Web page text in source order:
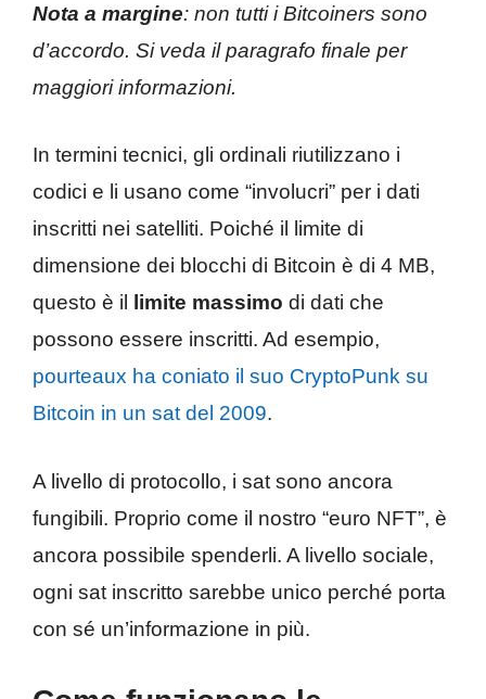
Nota a margine: non tutti i Bitcoiners sono
d’accordo. Si veda il paragrafo finale per
maggiori informazioni.
In termini tecnici, gli ordinali riutilizzano i
codici e li usano come “involucri” per i dati
inscritti nei satelliti. Poiché il limite di
dimensione dei blocchi di Bitcoin è di 4 MB,
questo è il
limite massimo di dati che
possono essere inscritti. Ad esempio,
pourteaux ha coniato il suo CryptoPunk su
Bitcoin in un sat del 2009.
A livello di protocollo, i sat sono ancora
fungibili. Proprio come il nostro “euro NFT”, è
ancora possibile spenderli. A livello sociale,
ogni sat inscritto sarebbe unico perché porta
con sé un’informazione in più.